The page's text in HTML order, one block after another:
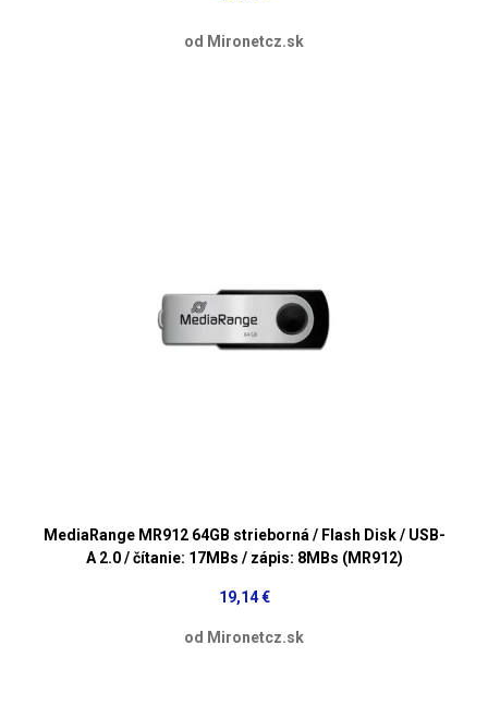
od Mironetcz.sk
MediaRange MR912 64GB strieborná / Flash Disk / USB-
A 2.0 / čítanie: 17MBs / zápis: 8MBs (MR912)
19,14 €
od Mironetcz.sk